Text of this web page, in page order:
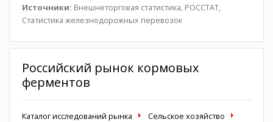
Источники: Внешнеторговая статистика, РОССТАТ,
Статистика железнодорожных перевозок
Российский рынок кормовых
ферментов
Каталог исследований рынка
Сельское хозяйство